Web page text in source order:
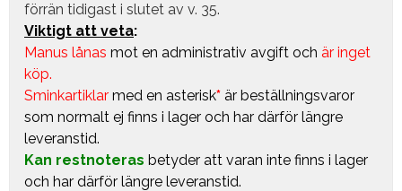
förrän tidigast i slutet av v. 35.
Viktigt att veta:
Manus lånas mot en administrativ avgift och är inget
köp.
Sminkartiklar med en asterisk* är beställningsvaror
som normalt ej finns i lager och har därför längre
leveranstid.
Kan restnoteras betyder att varan inte finns i lager
och har därför längre leveranstid.